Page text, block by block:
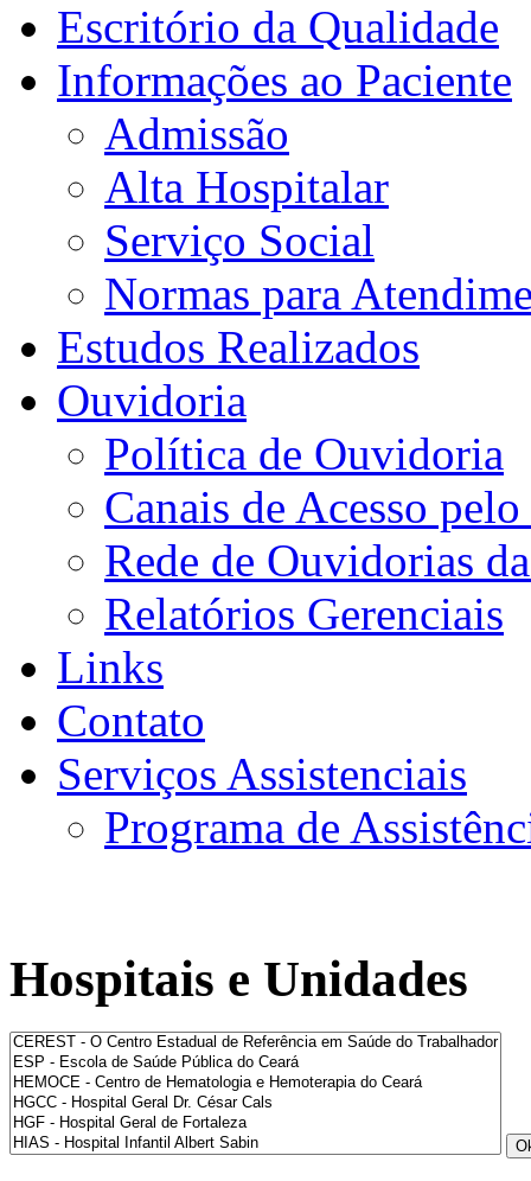
Escritório da Qualidade
Informações ao Paciente
Admissão
Alta Hospitalar
Serviço Social
Normas para
Estudos Realizados
Ouvidoria
Política de Ouvidoria
Canais de Acesso
Rede de Ouvidorias
Relatórios Gerenciais
Links
Contato
Serviços Assistenciais
Programa de
Hospitais e Unidades